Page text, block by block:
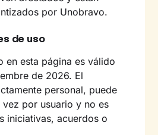
por Unobravo.
de uso
en esta página es válido
de 2026. El
personal, puede
vez por usuario y no es
iniciativas, acuerdos o